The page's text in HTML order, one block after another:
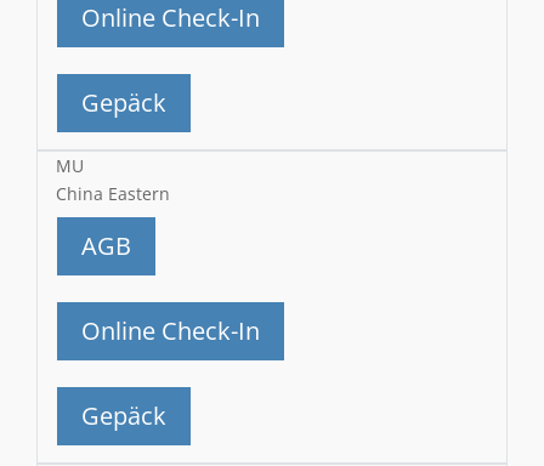
Online Check-In
Gepäck
MU
China Eastern
AGB
Online Check-In
Gepäck